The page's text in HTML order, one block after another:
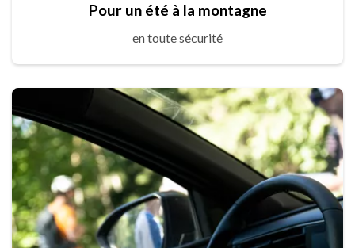
Pour un été à la montagne
en toute sécurité